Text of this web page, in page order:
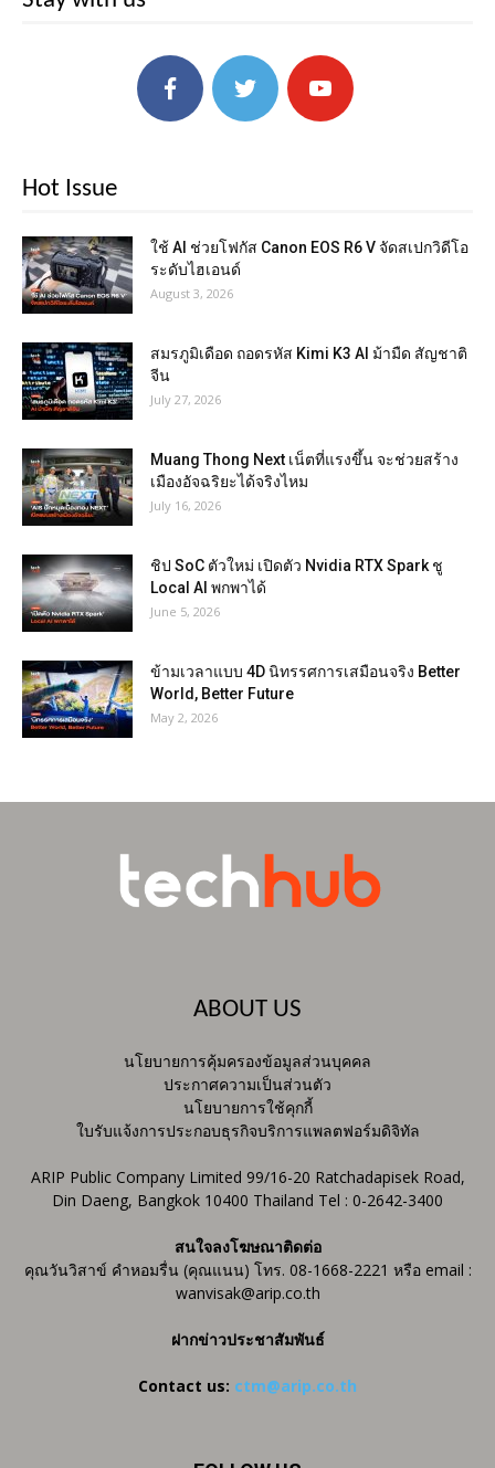
Hot Issue
ใช้ AI ช่วยโฟกัส Canon EOS R6 V จัดสเปกวิดีโอ
ระดับไฮเอนด์
August 3, 2026
สมรภูมิเดือด ถอดรหัส Kimi K3 AI ม้ามืด สัญชาติ
จีน
July 27, 2026
Muang Thong Next เน็ตที่แรงขึ้น จะช่วยสร้าง
เมืองอัจฉริยะได้จริงไหม
July 16, 2026
ชิป SoC ตัวใหม่ เปิดตัว Nvidia RTX Spark ชู
Local AI พกพาได้
June 5, 2026
ข้ามเวลาแบบ 4D นิทรรศการเสมือนจริง Better
World, Better Future
May 2, 2026
ABOUT US
นโยบายการคุ้มครองข้อมูลส่วนบุคคล
ประกาศความเป็นส่วนตัว
นโยบายการใช้คุกกี้
ใบรับแจ้งการประกอบธุรกิจบริการแพลตฟอร์มดิจิทัล
ARIP Public Company Limited 99/16-20 Ratchadapisek Road,
Din Daeng, Bangkok 10400 Thailand Tel : 0-2642-3400
สนใจลงโฆษณาติดต่อ
คุณวันวิสาข์ คำหอมรื่น (คุณแนน) โทร. 08-1668-2221 หรือ email :
wanvisak@arip.co.th
ฝากข่าวประชาสัมพันธ์
Contact us: ctm@arip.co.th